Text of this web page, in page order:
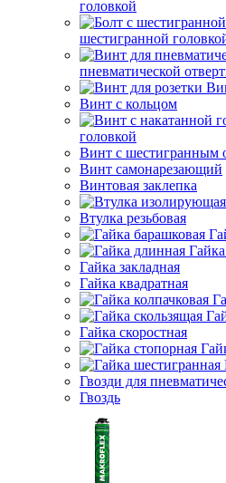
головкой
шестигранной
пневматической
Винт с кольцом
головкой
Винт с шестигранным
Винт самонарезающий
Винтовая заклепка
Втулка резьбовая
Гайка закладная
Гайка квадратная
Гайка скоростная
Гвозди для
Гвоздь